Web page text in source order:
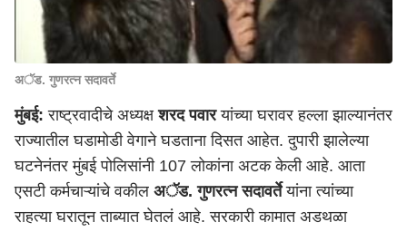
अॅड. गुणरत्न सदावर्ते
मुंबई: राष्ट्रवादीचे अध्यक्षशरद पवारयांच्या घरावर हल्ला झाल्यानंतर
राज्यातील घडामोडी वेगाने घडताना दिसत आहेत. दुपारी झालेल्या
घटनेनंतर मुंबई पोलिसांनी 107 लोकांना अटक केली आहे. आता
एसटी कर्मचाऱ्यांचे वकील अॅड. गुणरत्न सदावर्तेयांना त्यांच्या
राहत्या घरातून ताब्यात घेतलं आहे. सरकारी कामात अडथळा